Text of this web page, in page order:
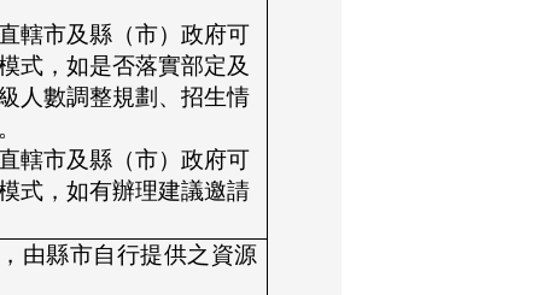
直轄市及縣（市）政府可
式，如是否落實部定及
人數調整規劃、招生情
直轄市及縣（市）政府可
式，如有辦理建議邀請
由縣市自行提供之資源